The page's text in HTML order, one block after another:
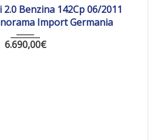
2.0 Benzina 142Cp 06/2011
Import Germania
6.690,00€